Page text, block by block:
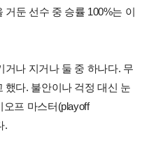
거둔 선수 중 승률 100%는 이
거나 지거나 둘 중 하나다. 무
했다. 불안이나 걱정 대신 눈
오프 마스터(playoff
.